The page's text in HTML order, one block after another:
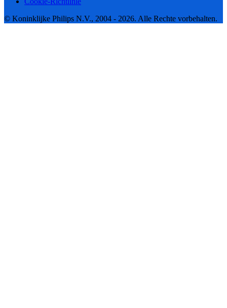
© Koninklijke Philips N.V., 2004 - 2026. Alle Rechte vorbehalten.